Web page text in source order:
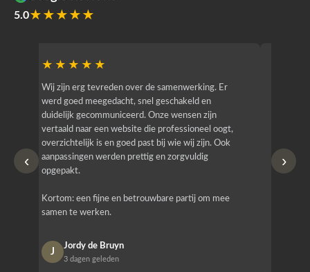
5.0★★★★★
‹
★★★★★
Wij zijn erg tevreden over de samenwerking. Er
werd goed meegedacht, snel geschakeld en
duidelijk gecommuniceerd. Onze wensen zijn
vertaald naar een website die professioneel oogt,
overzichtelijk is en goed past bij wie wij zijn. Ook
aanpassingen werden prettig en zorgvuldig
opgepakt.
Kortom: een fijne en betrouwbare partij om mee
samen te werken.
J
Jordy de Bruyn
3 dagen geleden
›